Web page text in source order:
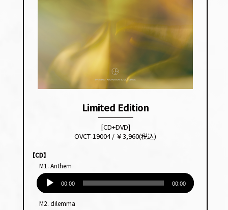
Limited Edition
[CD+DVD]
OVCT-19004 / ￥3,960(税込)
【CD】
M1. Anthem
00:00 00:00
M2. dilemma